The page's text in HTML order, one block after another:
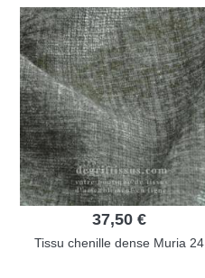
37,50 €
Tissu chenille dense Muria 24